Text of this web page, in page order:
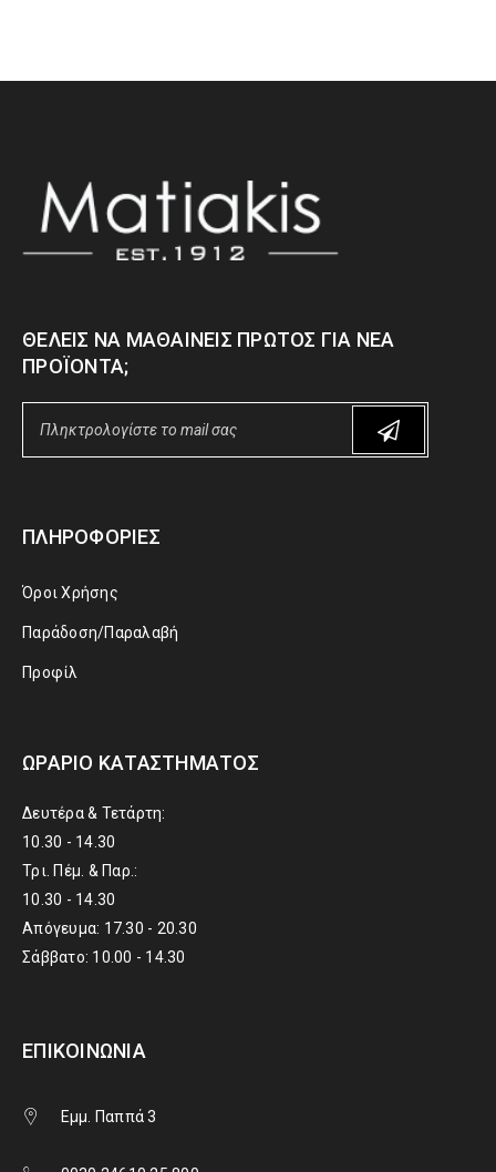
ΘΈΛΕΙΣ ΝΑ ΜΑΘΑΊΝΕΙΣ ΠΡΏΤΟΣ ΓΙΑ ΝΈΑ
ΠΡΟΪΌΝΤΑ;
ΠΛΗΡΟΦΟΡΊΕΣ
Όροι Χρήσης
Παράδοση/Παραλαβή
Προφίλ
ΩΡΆΡΙΟ ΚΑΤΑΣΤΉΜΑΤΟΣ
Δευτέρα & Τετάρτη:
10.30 - 14.30
Τρι. Πέμ. & Παρ.:
10.30 - 14.30
Απόγευμα: 17.30 - 20.30
Σάββατο: 10.00 - 14.30
ΕΠΙΚΟΙΝΩΝΊΑ
Εμμ. Παππά 3